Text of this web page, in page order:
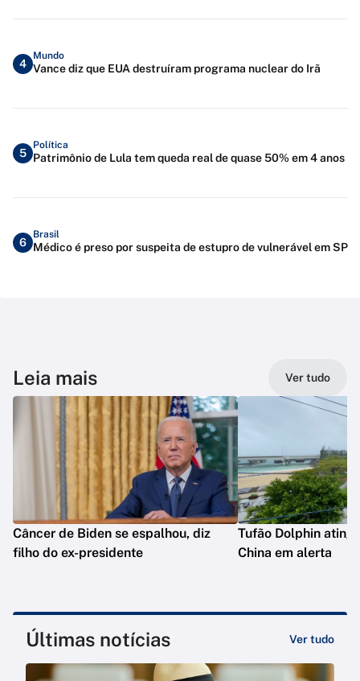
4
Mundo
Vance diz que EUA destruíram programa nuclear do Irã
5
Política
Patrimônio de Lula tem queda real de quase 50% em 4 anos
6
Brasil
Médico é preso por suspeita de estupro de vulnerável em SP
Leia mais Ver tudo
Câncer de Biden se espalhou, diz
filho do ex-presidente
Tufão Dolphin
China em alerta
Últimas notícias Ver tudo